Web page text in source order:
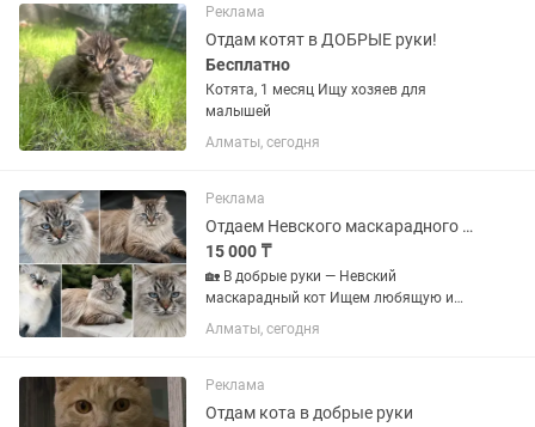
Реклама
Отдам котят в ДОБРЫЕ руки!
Бесплатно
Котята, 1 месяц Ищу хозяев для
малышей
Алматы, сегодня
Реклама
Отдаем Невского маскарадного кота очень породистый благородный
15 000 ₸
🏡 В добрые руки — Невский
маскарадный кот Ищем любящую и
ответственную семью для нашего
красавца 🤍 Родился 19 июня 2025
красивый, крупный и пушистый кот с...
Алматы, сегодня
Реклама
Отдам кота в добрые руки